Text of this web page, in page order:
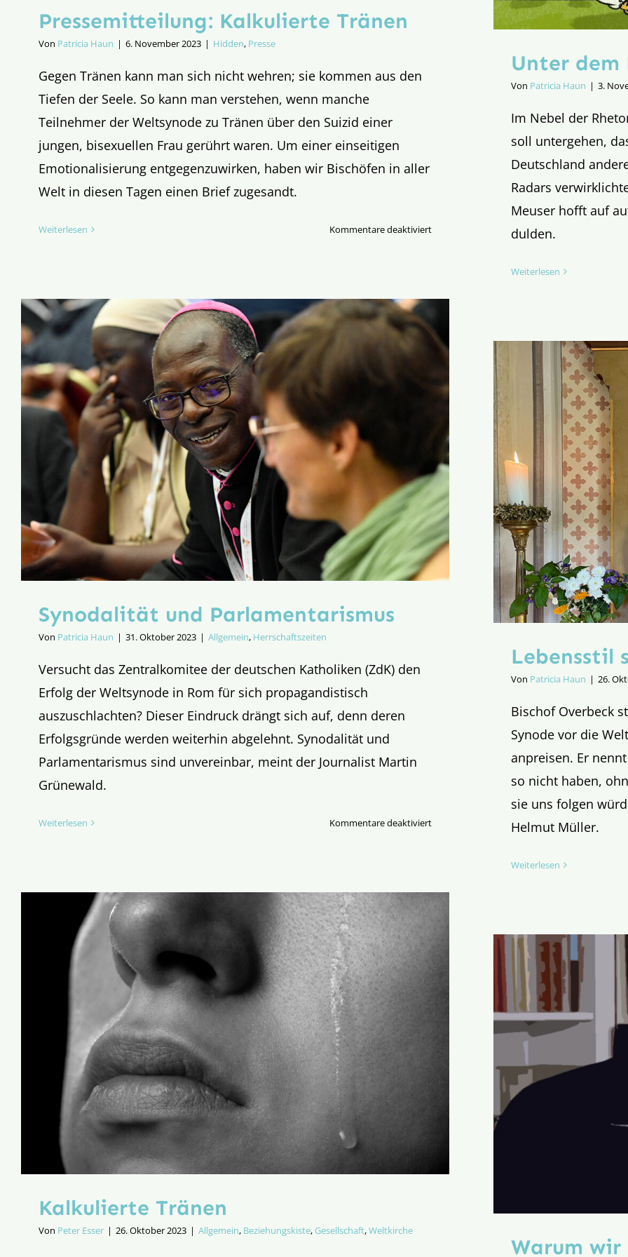
Pressemitteilung: Kalkulierte Tränen
Von Patricia Haun | 6. November 2023 | Hidden, Presse
Gegen Tränen kann man sich nicht wehren; sie kommen aus den
Tiefen der Seele. So kann man verstehen, wenn manche
Teilnehmer der Weltsynode zu Tränen über den Suizid einer
jungen, bisexuellen Frau gerührt waren. Um einer einseitigen
Emotionalisierung entgegenzuwirken, haben wir Bischöfen in aller
Welt in diesen Tagen einen Brief zugesandt.
Weiterlesen Kommentare deaktiviertfür
Unter dem
Von Patricia Haun | 3.
Im Nebel der
soll untergehen,
Deutschland
Radars
Meuser hofft auf
dulden.
Weiterlesen
Synodalität und Parlamentaris­mus
Von Patricia Haun | 31. Oktober 2023 | Allgemein, Herrschaftszeiten
Versucht das Zentralkomitee der deutschen Katholiken (ZdK) den
Erfolg der Weltsynode in Rom für sich propagandistisch
auszuschlachten? Dieser Eindruck drängt sich auf, denn deren
Erfolgsgründe werden weiterhin abgelehnt. Synodalität und
Parlamentarismus sind unvereinbar, meint der Journalist Martin
Grünewald.
Weiterlesen Kommentare deaktiviertfür
mus
Lebensstil
Von Patricia Haun | 26.
Bischof Overbeck
Synode vor die
anpreisen. Er
so nicht haben,
sie uns folgen
Helmut Müller.
Weiterlesen
Kalkulierte Tränen
Von Peter Esser | 26. Oktober 2023 | Allgemein, Beziehungskiste,Gesellschaft,Weltkirche
Warum wir